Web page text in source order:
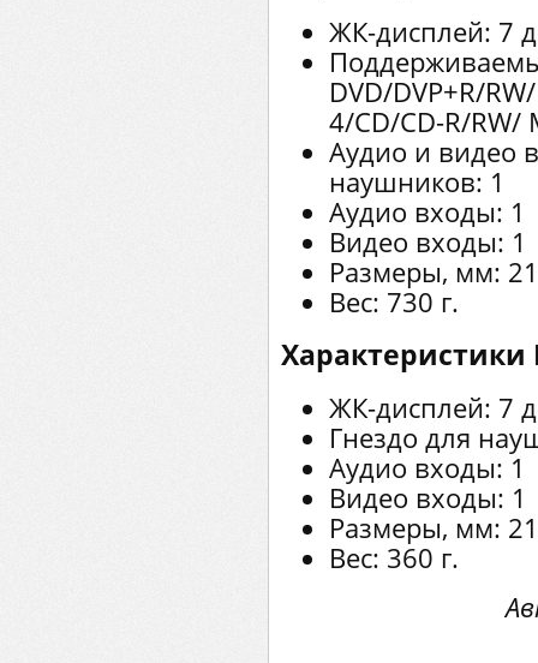
ЖК-дисплей: 7
DVD/DVР+R/
4/CD/CD-R/RW/
Аудио и видео
наушников: 1
Аудио входы: 1
Видео входы: 1
Размеры, мм:
Вес: 730 г.
Характеристики
ЖК-дисплей: 7
Гнездо для
Аудио входы: 1
Видео входы: 1
Размеры, мм:
Вес: 360 г.